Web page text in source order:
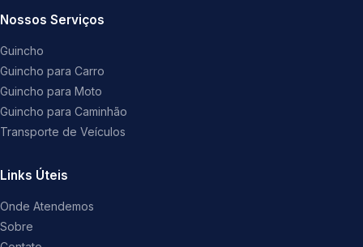
Nossos Serviços
Guincho
Guincho para Carro
Guincho para Moto
Guincho para Caminhão
Transporte de Veículos
Links Úteis
Onde Atendemos
Sobre